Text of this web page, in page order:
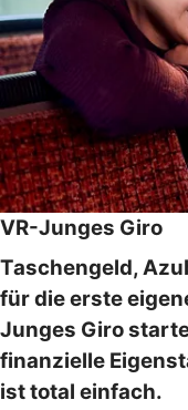
VR-Junges Giro
Taschengeld,
für die erste
Junges Giro
finanzielle
ist total einfach.